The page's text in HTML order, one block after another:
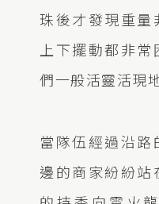
珠後才發現重量
上下擺動都非
們一般活靈活現
當隊伍經過沿
邊的商家紛紛站